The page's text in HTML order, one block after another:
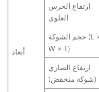
أبعاد
ارتفاع الحرس
العلوي
حجم الشوكة (L ×
W × T)
ارتفاع الصاري
(شوكة منخفض)